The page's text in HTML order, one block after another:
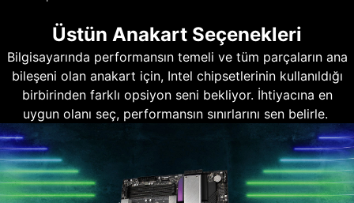
Üstün Anakart Seçenekleri
Bilgisayarında performansın temeli ve tüm parçaların ana
bileşeni olan anakart için, Intel chipsetlerinin kullanıldığı
birbirinden farklı opsiyon seni bekliyor. İhtiyacına en
uygun olanı seç, performansın sınırlarını sen belirle.